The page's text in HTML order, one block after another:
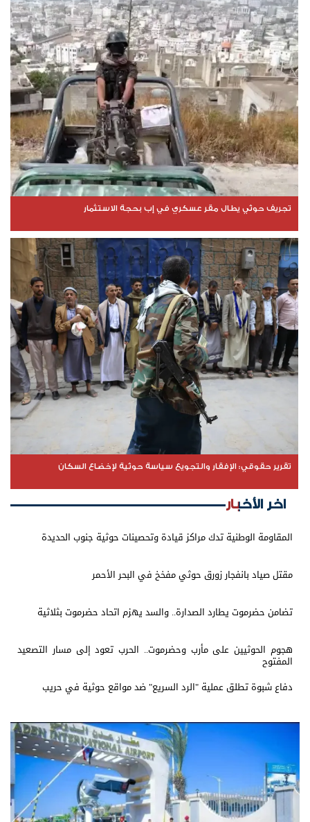
تجريف حوثي يطال مقر عسكري في إب بحجة الاستثمار
تقرير حقوقي: الإفقار والتجويع سياسة حوثية لإخضاع السكان
اخر الأخبار
المقاومة الوطنية تدك مراكز قيادة وتحصينات حوثية جنوب الحديدة
مقتل صياد بانفجار زورق حوثي مفخخ في البحر الأحمر
تضامن حضرموت يطارد الصدارة.. والسد يهزم اتحاد حضرموت بثلاثية
هجوم الحوثيين على مأرب وحضرموت.. الحرب تعود إلى مسار التصعيد
المفتوح
دفاع شبوة تطلق عملية "الرد السريع" ضد مواقع حوثية في حريب